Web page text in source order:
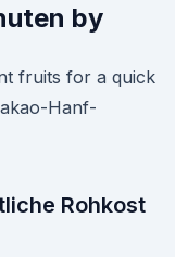
by
fruits for a quick
Hanf-
Rohkost